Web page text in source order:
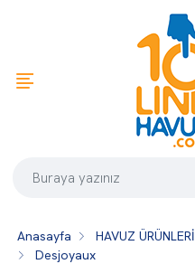
Anasayfa HAVUZ ÜRÜNLERİ
Desjoyaux